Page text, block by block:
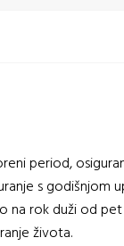
period,
s godišnjom
rok duži od
života.